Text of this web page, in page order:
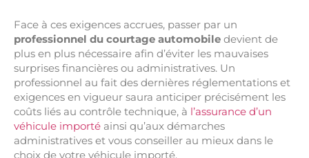
Face à ces exigences accrues, passer par un
professionnel du courtage automobile devient de
plus en plus nécessaire afin d’éviter les mauvaises
surprises financières ou administratives. Un
professionnel au fait des dernières réglementations et
exigences en vigueur saura anticiper précisément les
coûts liés au contrôle technique, à l’assurance d’un
véhicule importé ainsi qu’aux démarches
administratives et vous conseiller au mieux dans le
choix de votre véhicule importé.